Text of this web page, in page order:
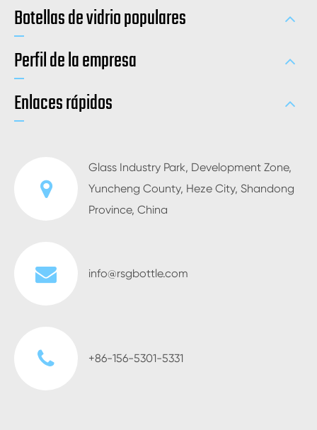
Botellas de vidrio populares
Perfil de la empresa
Enlaces rápidos
Glass Industry Park, Development Zone,
Yuncheng County, Heze City, Shandong
Province, China
info@rsgbottle.com
+86-156-5301-5331